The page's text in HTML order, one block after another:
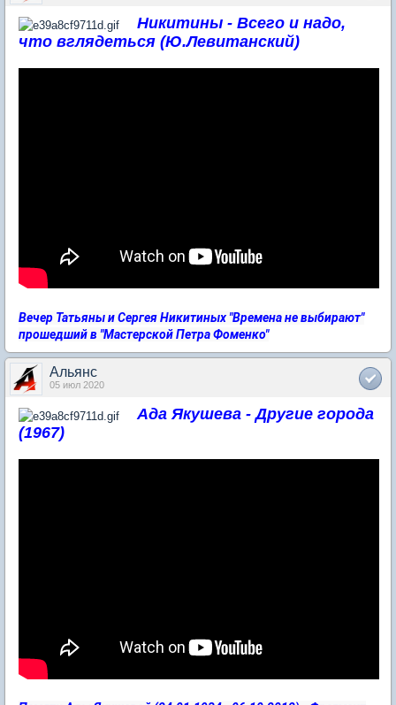
Никитины - Всего и надо,
что вглядеться (Ю.Левитанский)
Вечер Татьяны и Сергея Никитиных "Времена не выбирают"
прошедший в "Мастерской Петра Фоменко"
Альянс
05 июл 2020
Ада Якушева - Другие города
(1967)